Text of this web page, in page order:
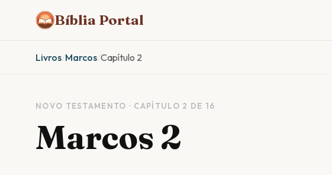
Bíblia Portal
Livros/Marcos/Capítulo 2
NOVO TESTAMENTO · CAPÍTULO 2 DE 16
Marcos 2